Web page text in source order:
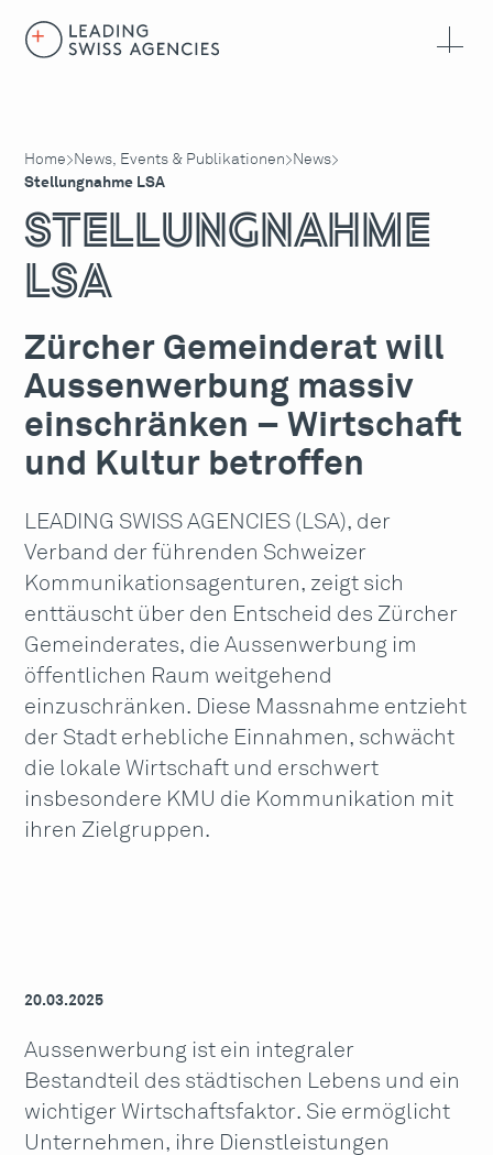
Home> News, Events & Publikationen> News>
Stellungnahme LSA
Stellungnahme
LSA
Zürcher Gemeinderat will
Aussenwerbung massiv
einschränken – Wirtschaft
und Kultur betroffen
LEADING SWISS AGENCIES (LSA), der
Verband der führenden Schweizer
Kommunikationsagenturen, zeigt sich
enttäuscht über den Entscheid des Zürcher
Gemeinderates, die Aussenwerbung im
öffentlichen Raum weitgehend
einzuschränken. Diese Massnahme entzieht
der Stadt erhebliche Einnahmen, schwächt
die lokale Wirtschaft und erschwert
insbesondere KMU die Kommunikation mit
ihren Zielgruppen.
20.03.2025
Aussenwerbung ist ein integraler
Bestandteil des städtischen Lebens und ein
wichtiger Wirtschaftsfaktor. Sie ermöglicht
Unternehmen, ihre Dienstleistungen